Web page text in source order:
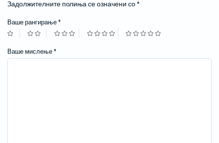
Задолжителните полиња се означени со *
Ваше рангирање *
Ваше мислење *